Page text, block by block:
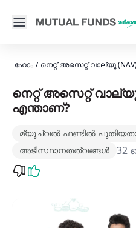
Open main menu
ഹോം / നെറ്റ് അസെറ്റ് വാല്യൂ
നെറ്റ് അസെറ്റ്
എന്താണ്?
മ്യൂച്വൽ ഫണ്ടിൽ
അടിസ്ഥാനതത്വങ്ങൾ
32